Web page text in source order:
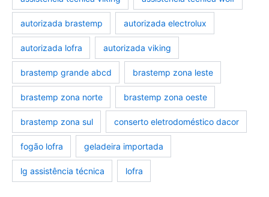
autorizada brastemp autorizada electrolux
autorizada lofra autorizada viking
brastemp grande abcd brastemp zona leste
brastemp zona norte brastemp zona oeste
brastemp zona sul conserto eletrodoméstico dacor
fogão lofra geladeira importada
lg assistência técnica lofra